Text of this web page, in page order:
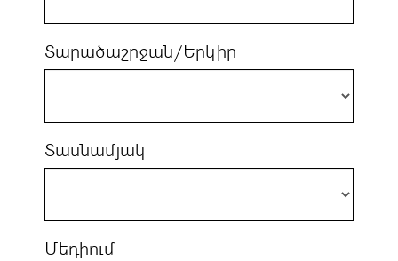
Տարածաշրջան/Երկիր
Տասնամյակ
Մեդիում